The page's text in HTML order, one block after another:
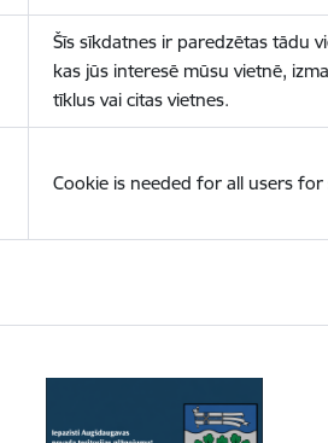
Šīs sīkdatnes ir paredzētas tādu
kas jūs interesē mūsu vietnē,
tīklus vai citas vietnes.
Cookie is needed for all users